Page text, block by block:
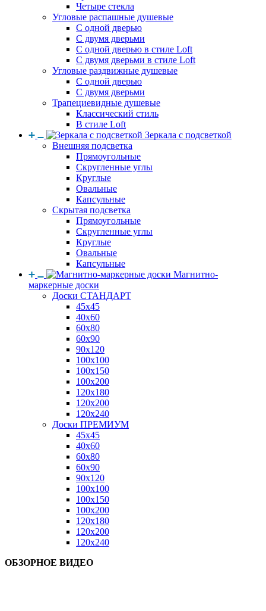
Четыре стекла
Угловые распашные душевые
С одной дверью
С двумя дверьми
С одной дверью в стиле Loft
С двумя дверьми в стиле Loft
Угловые раздвижные душевые
С одной дверью
С двумя дверьми
Трапециевидные душевые
Классический стиль
В стиле Loft
Зеркала с подсветкой
Внешняя подсветка
Прямоугольные
Скругленные углы
Круглые
Овальные
Капсульные
Скрытая подсветка
Прямоугольные
Скругленные углы
Круглые
Овальные
Капсульные
Магнитно-
маркерные доски
Доски СТАНДАРТ
45x45
40x60
60x80
60x90
90x120
100x100
100x150
100x200
120x180
120x200
120x240
Доски ПРЕМИУМ
45x45
40x60
60x80
60x90
90x120
100x100
100x150
100x200
120x180
120x200
120x240
ОБЗОРНОЕ ВИДЕО